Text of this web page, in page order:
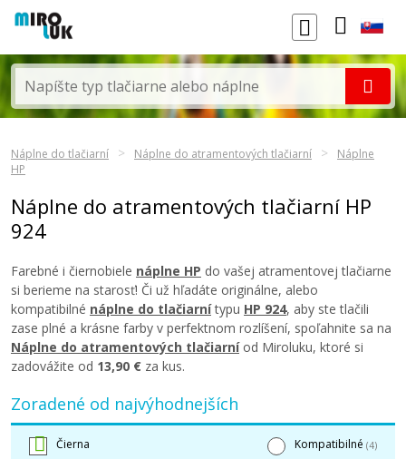
Náplne do tlačiarní Náplne do atramentových tlačiarní
Náplne
HP
Náplne do atramentových tlačiarní HP
924
Farebné i čiernobiele náplne HP do vašej atramentovej tlačiarne
si berieme na starosť! Či už hľadáte originálne, alebo
kompatibilné náplne do tlačiarnítypu HP 924, aby ste tlačili
zase plné a krásne farby v perfektnom rozlíšení, spoľahnite sa na
Náplne do atramentových tlačiarníod Miroluku, ktoré si
zadovážite od 13,90 € za kus.
Zoradené od najvýhodnejších
Čierna
Kompatibilné (4)